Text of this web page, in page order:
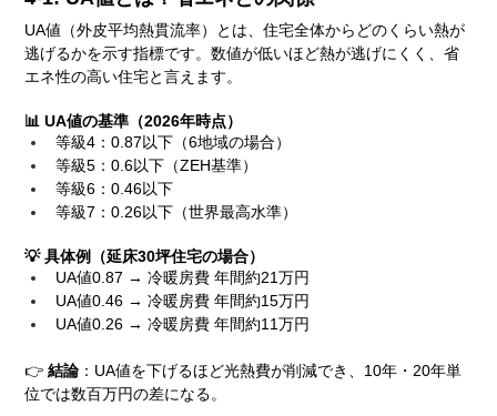
UA値（外皮平均熱貫流率）とは、住宅全体からどのくらい熱が
逃げるかを示す指標です。数値が低いほど熱が逃げにくく、省
エネ性の高い住宅と言えます。
📊 UA値の基準（2026年時点）
等級4：0.87以下（6地域の場合）
等級5：0.6以下（ZEH基準）
等級6：0.46以下
等級7：0.26以下（世界最高水準）
💡 具体例（延床30坪住宅の場合）
UA値0.87 → 冷暖房費 年間約21万円
UA値0.46 → 冷暖房費 年間約15万円
UA値0.26 → 冷暖房費 年間約11万円
👉 結論 ：UA値を下げるほど光熱費が削減でき、10年・20年単
位では数百万円の差になる。